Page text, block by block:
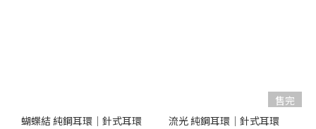
蝴蝶結 純鋼耳環│針式耳環
售完
流光 純鋼耳環│針式耳環